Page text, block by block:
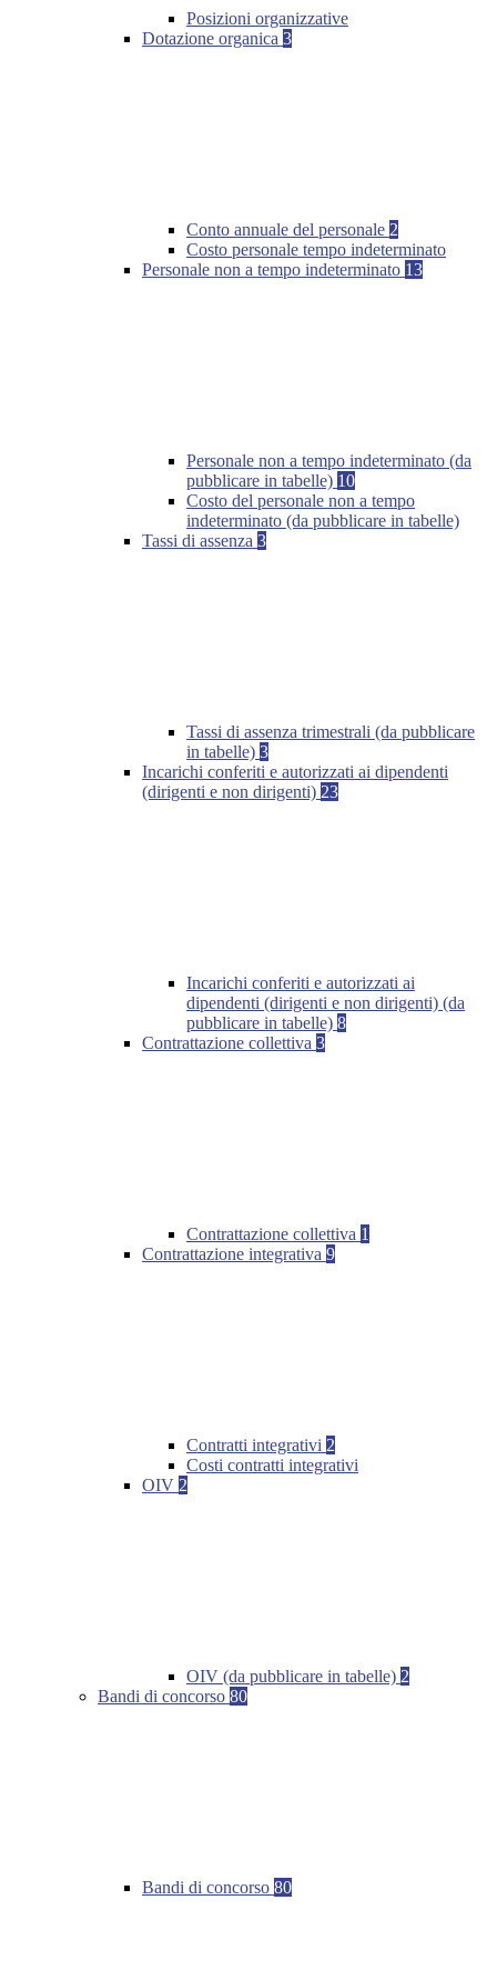
Posizioni organizzative
Dotazione organica 3
Conto annuale del personale 2
Costo personale tempo indeterminato
Personale non a tempo indeterminato 13
Personale non a tempo indeterminato (da
pubblicare in tabelle) 10
Costo del personale non a tempo
indeterminato (da pubblicare in tabelle)
Tassi di assenza 3
Tassi di assenza trimestrali (da pubblicare
in tabelle) 3
Incarichi conferiti e autorizzati ai dipendenti
(dirigenti e non dirigenti) 23
Incarichi conferiti e autorizzati ai
dipendenti (dirigenti e non dirigenti) (da
pubblicare in tabelle) 8
Contrattazione collettiva 3
Contrattazione collettiva 1
Contrattazione integrativa 9
Contratti integrativi 2
Costi contratti integrativi
OIV 2
OIV (da pubblicare in tabelle) 2
Bandi di concorso 80
Bandi di concorso 80